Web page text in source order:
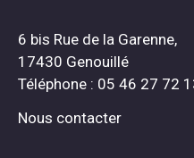
6 bis Rue de la Garenne,
17430 Genouillé
Téléphone : 05 46 27 72
Nous contacter